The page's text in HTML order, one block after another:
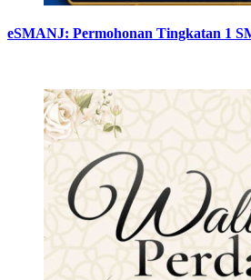
eSMANJ: Permohonan Tingkatan 1